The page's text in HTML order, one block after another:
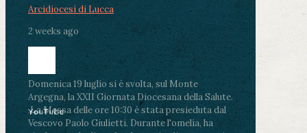
Arcidiocesi di Lucca
2 weeks ago
Domenica 19 luglio si è svolta, sul Monte
Argegna, la XXII Giornata Diocesana della Salute.
.La Messa delle ore 10:30 è stata presieduta dal
Vescovo Paolo Giulietti. Durante l'omelia, ha
YouTube